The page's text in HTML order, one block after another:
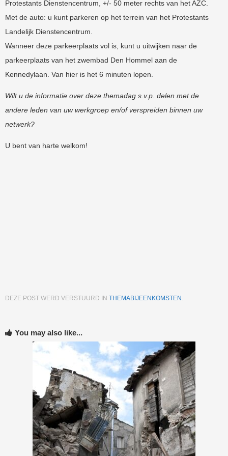
Protestants Dienstencentrum, +/- 50 meter rechts van het AZC.
Met de auto: u kunt parkeren op het terrein van het Protestants
Landelijk Dienstencentrum.
Wanneer deze parkeerplaats vol is, kunt u uitwijken naar de
parkeerplaats van het zwembad Den Hommel aan de
Kennedylaan. Van hier is het 6 minuten lopen.
Wilt u de informatie over deze themadag s.v.p. delen met de
andere leden van uw werkgroep en/of verspreiden binnen uw
netwerk?
U bent van harte welkom!
DEZE POST WERD VERSTUURD IN THEMABIJEENKOMSTEN .
You may also like...